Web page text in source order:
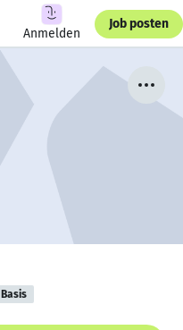
Anmelden
Job posten
Basis